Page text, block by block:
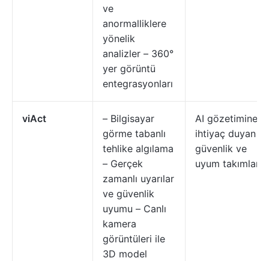
ve
anormalliklere
yönelik
analizler – 360°
yer görüntü
entegrasyonları
viAct
– Bilgisayar
görme tabanlı
tehlike algılama
– Gerçek
zamanlı uyarılar
ve güvenlik
uyumu – Canlı
kamera
görüntüleri ile
3D model
AI gözetimine
ihtiyaç duyan
güvenlik ve
uyum takımları